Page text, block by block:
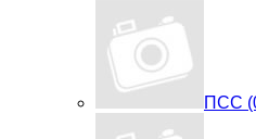
ПСС